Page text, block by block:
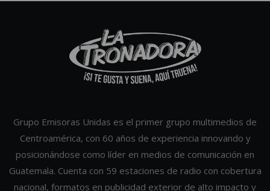
Grupo Emisoras Unidas es el primer grupo multimedios de
Centroamérica, con 60 años de experiencia innovando y
posicionándose como líder en medios de comunicación en
Guatemala. Cuenta con 59 estaciones de radio con cobertura
nacional, formatos en publicidad exterior de alto impacto y